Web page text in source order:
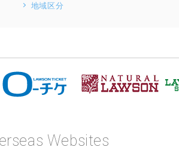
地域区分
Websites